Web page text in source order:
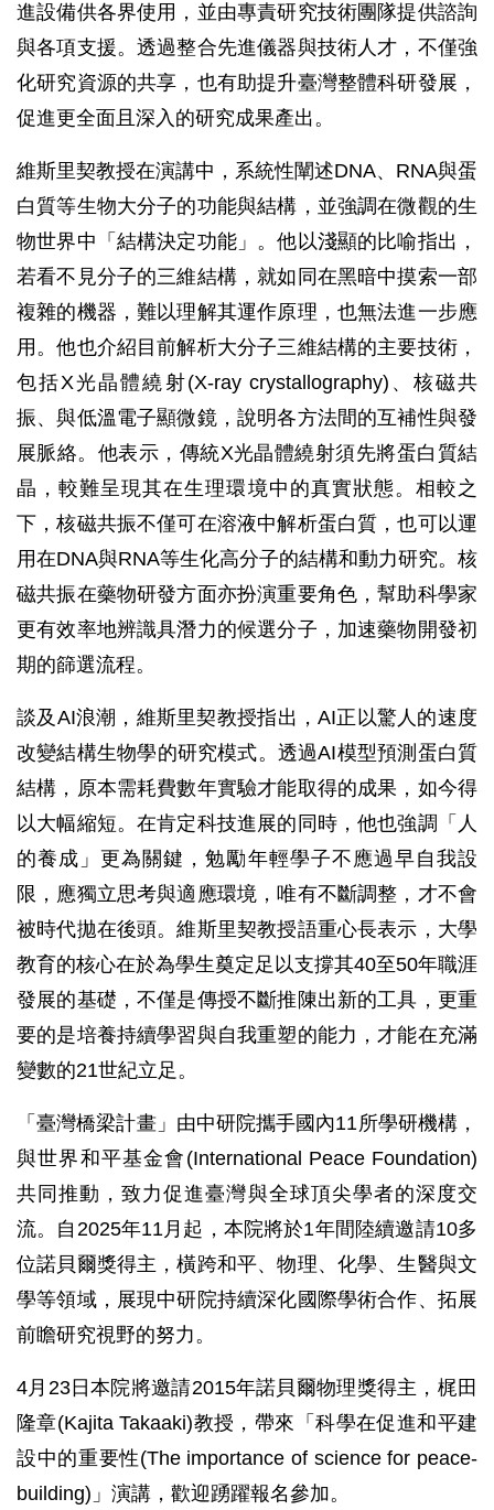
進設備供各界使用，並由專責研究技術團隊提供諮詢
與各項支援。透過整合先進儀器與技術人才，不僅強
化研究資源的共享，也有助提升臺灣整體科研發展，
促進更全面且深入的研究成果產出。
維斯里契教授在演講中，系統性闡述DNA、RNA與蛋
白質等生物大分子的功能與結構，並強調在微觀的生
物世界中「結構決定功能」。他以淺顯的比喻指出，
若看不見分子的三維結構，就如同在黑暗中摸索一部
複雜的機器，難以理解其運作原理，也無法進一步應
用。他也介紹目前解析大分子三維結構的主要技術，
包括X光晶體繞射(X-ray crystallography)、核磁共
振、與低溫電子顯微鏡，說明各方法間的互補性與發
展脈絡。他表示，傳統X光晶體繞射須先將蛋白質結
晶，較難呈現其在生理環境中的真實狀態。相較之
下，核磁共振不僅可在溶液中解析蛋白質，也可以運
用在DNA與RNA等生化高分子的結構和動力研究。核
磁共振在藥物研發方面亦扮演重要角色，幫助科學家
更有效率地辨識具潛力的候選分子，加速藥物開發初
期的篩選流程。
談及AI浪潮，維斯里契教授指出，AI正以驚人的速度
改變結構生物學的研究模式。透過AI模型預測蛋白質
結構，原本需耗費數年實驗才能取得的成果，如今得
以大幅縮短。在肯定科技進展的同時，他也強調「人
的養成」更為關鍵，勉勵年輕學子不應過早自我設
限，應獨立思考與適應環境，唯有不斷調整，才不會
被時代拋在後頭。維斯里契教授語重心長表示，大學
教育的核心在於為學生奠定足以支撐其40至50年職涯
發展的基礎，不僅是傳授不斷推陳出新的工具，更重
要的是培養持續學習與自我重塑的能力，才能在充滿
變數的21世紀立足。
「臺灣橋梁計畫」由中研院攜手國內11所學研機構，
與世界和平基金會(International Peace Foundation)
共同推動，致力促進臺灣與全球頂尖學者的深度交
流。自2025年11月起，本院將於1年間陸續邀請10多
位諾貝爾獎得主，橫跨和平、物理、化學、生醫與文
學等領域，展現中研院持續深化國際學術合作、拓展
前瞻研究視野的努力。
4月23日本院將邀請2015年諾貝爾物理獎得主，梶田
隆章(Kajita Takaaki)教授，帶來「科學在促進和平建
設中的重要性(The importance of science for peace-
building)」演講，歡迎踴躍報名參加。